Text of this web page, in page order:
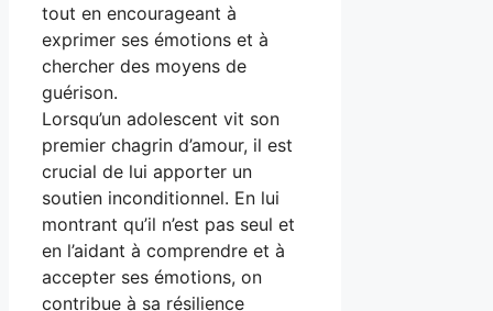
tout en encourageant à
exprimer ses émotions et à
chercher des moyens de
guérison.
Lorsqu’un adolescent vit son
premier chagrin d’amour, il est
crucial de lui apporter un
soutien inconditionnel. En lui
montrant qu’il n’est pas seul et
en l’aidant à comprendre et à
accepter ses émotions, on
contribue à sa résilience